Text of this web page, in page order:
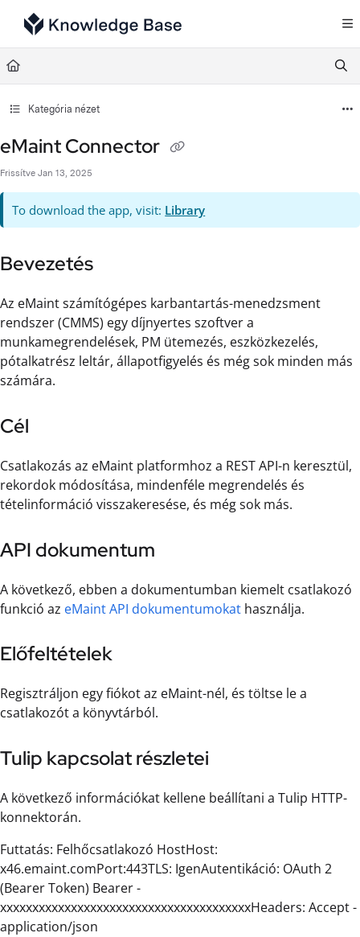
Documentation Index
Fetch the complete documentation index at:
Use this file to discover all available pages before exploring further.
Kategória nézet
eMaint Connector
Frissítve Jan 13, 2025
To download the app, visit: Library
Bevezetés
Az eMaint számítógépes karbantartás-menedzsment
rendszer (CMMS) egy díjnyertes szoftver a
munkamegrendelések, PM ütemezés, eszközkezelés,
pótalkatrész leltár, állapotfigyelés és még sok minden más
számára.
Cél
Csatlakozás az eMaint platformhoz a REST API-n keresztül,
rekordok módosítása, mindenféle megrendelés és
tételinformáció visszakeresése, és még sok más.
API dokumentum
A következő, ebben a dokumentumban kiemelt csatlakozó
funkció az eMaint API dokumentumokat használja.
Előfeltételek
Regisztráljon egy fiókot az eMaint-nél, és töltse le a
csatlakozót a könyvtárból.
Tulip kapcsolat részletei
A következő információkat kellene beállítani a Tulip HTTP-
konnektorán.
Futtatás: Felhőcsatlakozó HostHost:
x46.emaint.comPort:443TLS: IgenAutentikáció: OAuth 2
(Bearer Token) Bearer -
xxxxxxxxxxxxxxxxxxxxxxxxxxxxxxxxxxxxxxxHeaders: Accept -
application/json